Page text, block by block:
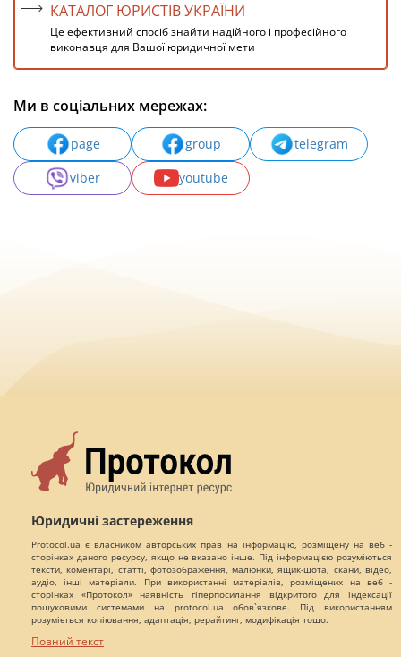
КАТАЛОГ ЮРИСТІВ УКРАЇНИ
Це ефективний спосіб знайти надійного і професійного
виконавця для Вашої юридичної мети
Ми в соціальних мережах:
page group
telegram
viber
youtube
Юридичні застереження
Protocol.ua є власником авторських прав на інформацію, розміщену на веб -
сторінках даного ресурсу, якщо не вказано інше. Під інформацією розуміються
тексти, коментарі, статті, фотозображення, малюнки, ящик-шота, скани, відео,
аудіо, інші матеріали. При використанні матеріалів, розміщених на веб -
сторінках «Протокол» наявність гіперпосилання відкритого для індексації
пошуковими системами на protocol.ua обов`язкове. Під використанням
розуміється копіювання, адаптація, рерайтинг, модифікація тощо.
Повний текст